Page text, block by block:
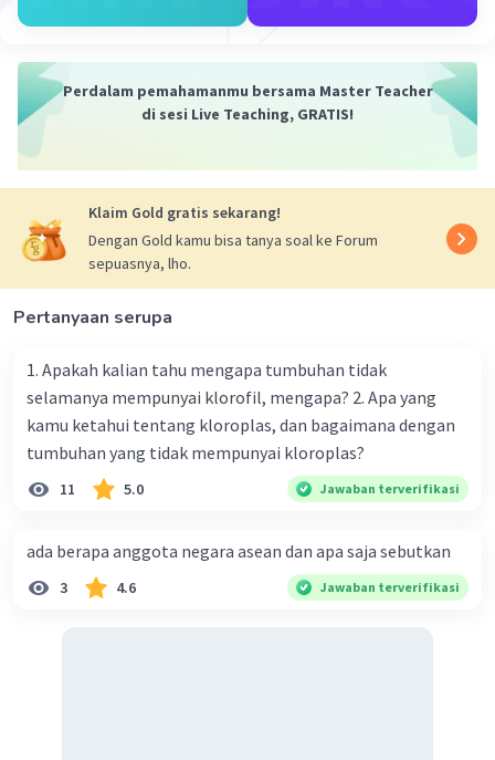
dipengaruhi oleh kedalaman bayangan,
Sifat cahaya yang bergerak lurus terhalang objek
yang tidak tembus cahaya juga mempengaruhi
terbentuknya bayangan. Bayangan juga terjadi
Beri Rating ·3.0(2) Balas
Perdalam pemahamanmu bersama Master Teacher
di sesi Live Teaching, GRATIS!
Klaim Gold gratis sekarang!
Dengan Gold kamu bisa tanya soal ke Forum
sepuasnya, lho.
Pertanyaan serupa
1. Apakah kalian tahu mengapa tumbuhan tidak
selamanya mempunyai klorofil, mengapa? 2. Apa yang
kamu ketahui tentang kloroplas, dan bagaimana dengan
tumbuhan yang tidak mempunyai kloroplas?
11 5.0 Jawaban terverifikasi
ada berapa anggota negara asean dan apa saja sebutkan
3 4.6 Jawaban terverifikasi